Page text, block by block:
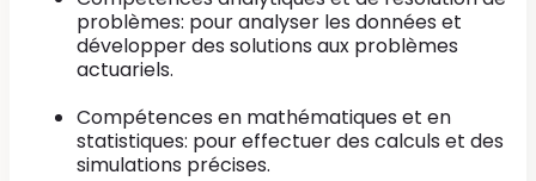
problèmes: pour analyser les données et
développer des solutions aux problèmes
actuariels.
Compétences en mathématiques et en
statistiques: pour effectuer des calculs et des
simulations précises.